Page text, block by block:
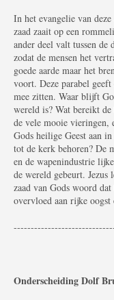
In het evangelie van
zaad zaait op een
ander deel valt tussen de
zodat de mensen het
goede aarde maar het
voort. Deze parabel
mee zitten. Waar blijft
wereld is? Wat bereikt
de vele mooie vieringen,
Gods heilige Geest aan
tot de kerk behoren? De
en de wapenindustrie
de wereld gebeurt.
zaad van Gods woord
overvloed aan rijke oogst
Onderscheiding Dolf